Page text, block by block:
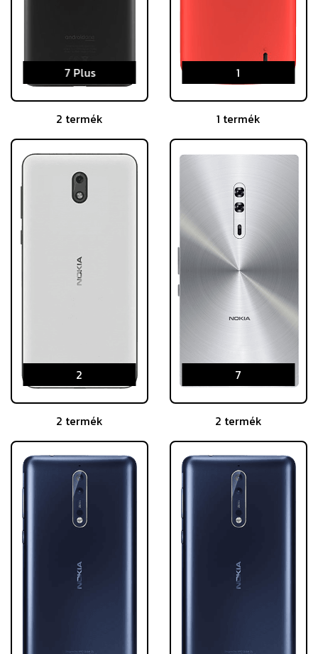
7 Plus
2 termék
1
1 termék
2
2 termék
7
2 termék